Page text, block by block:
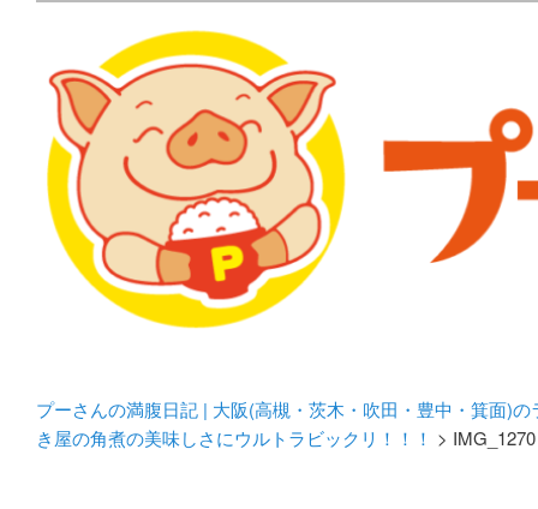
プーさんの満腹日記 |
豊中・箕面)のランチ＆
化してます。
プーさんの満腹日記 | 大阪(高槻・茨木・吹田・豊中・箕面)
き屋の角煮の美味しさにウルトラビックリ！！！ > IMG_1270